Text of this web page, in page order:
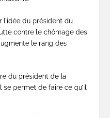
l’idée du président du
contre le chômage des
le rang des
du président de la
se permet de faire ce qu’il